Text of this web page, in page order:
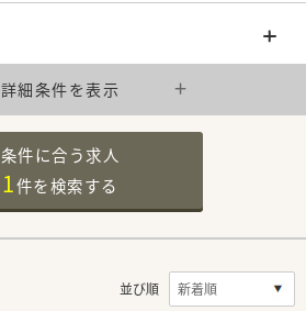
詳細条件を表示
条件に合う求人
1件を検索する
並び順